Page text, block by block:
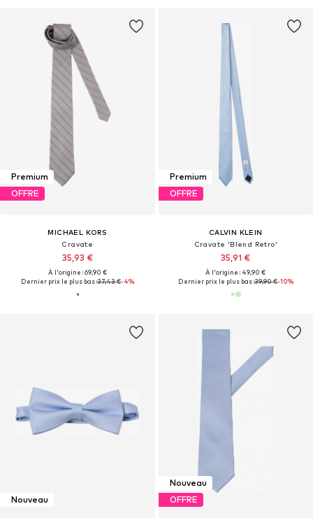
Premium
OFFRE
MICHAEL KORS
Cravate
35,93 €
À l'origine : 69,90 €
Dernier prix le plus bas :37,43 €-4%
Premium
OFFRE
CALVIN KLEIN
Cravate 'Blend Retro'
35,91 €
À l'origine : 49,90 €
Dernier prix le plus bas :39,90 €-10%
Nouveau
Nouveau
OFFRE